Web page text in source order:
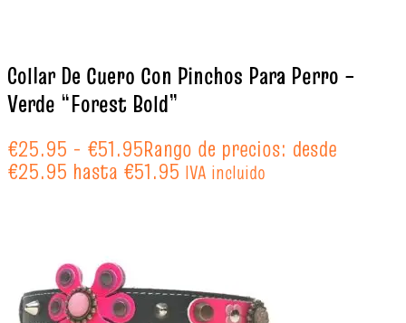
Collar De Cuero Con Pinchos Para Perro –
Verde “Forest Bold”
€25.95 - €51.95Rango de precios: desde
€25.95 hasta €51.95 IVA incluido